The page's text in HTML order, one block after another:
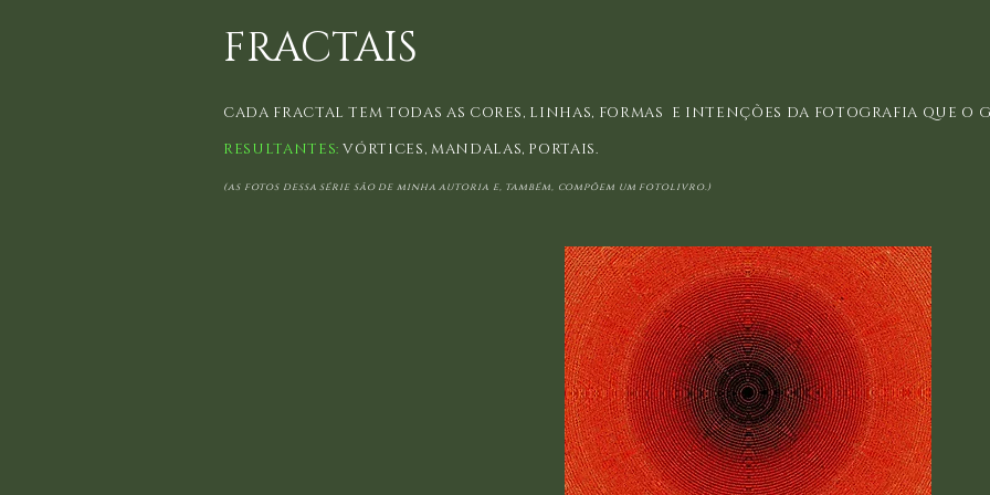
FRACTAIS
CADA FRACTAL TEM TODAS AS CORES, LINHAS, FORMAS E INTENÇÕES DA FOTOGRAFIA QUE O
RESULTANTES: VÓRTICES, MANDALAS, PORTAIS.
(as fotos dessa série são de minha autoria e, também, compõem um fotolivro.)